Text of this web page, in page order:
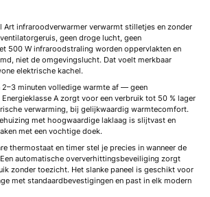
Art infraroodverwarmer verwarmt stilletjes en zonder
geen droge lucht, geen
500 W infraroodstraling worden oppervlakten en
niet de omgevingslucht. Dat voelt merkbaar
elektrische kachel.
2–3 minuten volledige warmte af — geen
A zorgt voor een verbruik tot 50 % lager
verwarming, bij gelijkwaardig warmtecomfort.
met hoogwaardige laklaag is slijtvast en
met een vochtige doek.
thermostaat en timer stel je precies in wanneer de
automatische oververhittingsbeveiliging zorgt
zonder toezicht. Het slanke paneel is geschikt voor
met standaardbevestigingen en past in elk modern